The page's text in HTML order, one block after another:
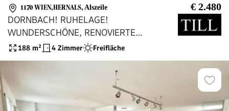
1170 WIEN,HERNALS, Alszeile € 2.480
DORNBACH! RUHELAGE!
WUNDERSCHÖNE, RENOVIERTE
DACHMAISONETTE MIT TERRASSEN!
GARAGEN MÖGLICH!
188 m² 4 Zimmer Freifläche